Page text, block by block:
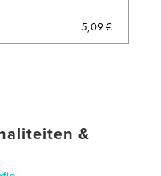
5,09 €
&